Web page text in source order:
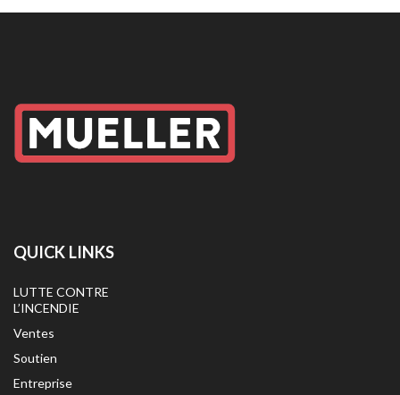
QUICK LINKS
LUTTE CONTRE
L’INCENDIE
Ventes
Soutien
Entreprise